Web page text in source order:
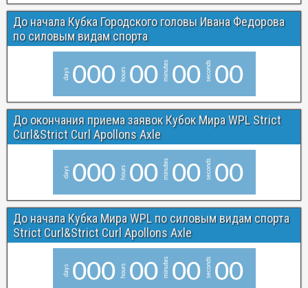
До начала Кубка Городского головы Ивана Федорова
по силовым видам спорта
days 000 hours 00 minutes 00 seconds 00
До окончания приема заявок Кубок Мира WPL Strict
Curl&Strict Curl Apollons Axle
days 000 hours 00 minutes 00 seconds 00
До начала Кубка Мира WPL по силовым видам спорта
Strict Curl&Strict Curl Apollons Axle
days 000 hours 00 minutes 00 seconds 00